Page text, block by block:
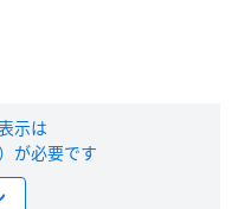
示は
が必要です
となるまで、数日間かかる場合
場合があります。